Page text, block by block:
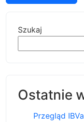
Szukaj
Ostatnie
Przegląd